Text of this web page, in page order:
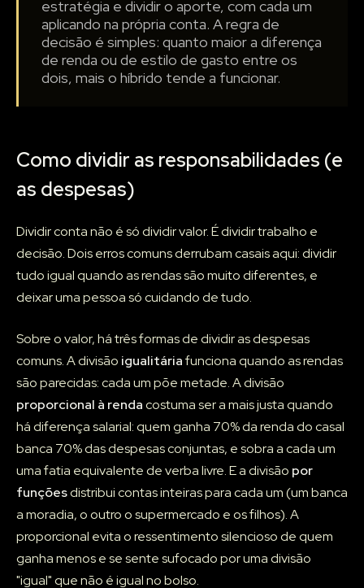
estratégia e dividir o aporte, com cada um
aplicando na própria conta. A regra de
decisão é simples: quanto maior a diferença
de renda ou de estilo de gasto entre os
dois, mais o híbrido tende a funcionar.
Como dividir as responsabilidades (e
as despesas)
Dividir conta não é só dividir valor. É dividir trabalho e
decisão. Dois erros comuns derrubam casais aqui: dividir
tudo igual quando as rendas são muito diferentes, e
deixar uma pessoa só cuidando de tudo.
Sobre o valor, há três formas de dividir as despesas
comuns. A divisão igualitáriafunciona quando as rendas
são parecidas: cada um põe metade. A divisão
proporcional à rendacostuma ser a mais justa quando
há diferença salarial: quem ganha 70% da renda do casal
banca 70% das despesas conjuntas, e sobra a cada um
uma fatia equivalente de verba livre. E a divisão por
funçõesdistribui contas inteiras para cada um (um banca
a moradia, o outro o supermercado e os filhos). A
proporcional evita o ressentimento silencioso de quem
ganha menos e se sente sufocado por uma divisão
"igual" que não é igual no bolso.